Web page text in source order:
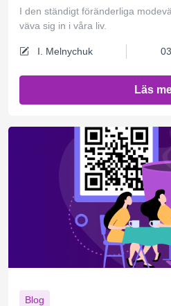
I den ständigt föränderliga
väva sig in i våra liv.
I. Melnychuk
Läs
Blog